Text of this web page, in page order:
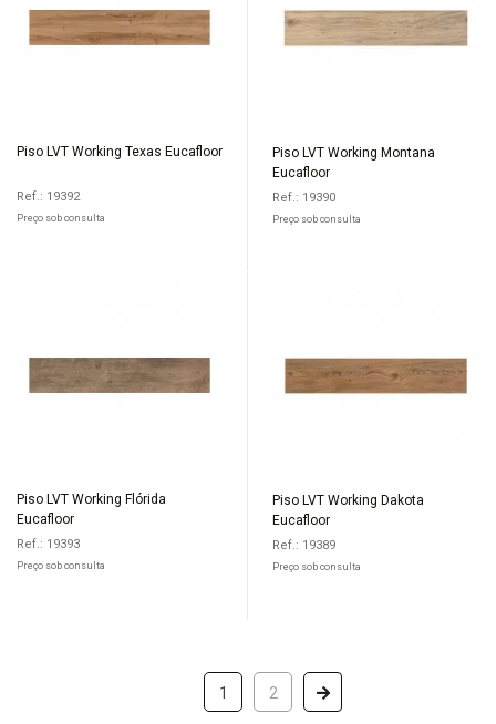
Piso LVT Working Texas Eucafloor
Ref.: 19392
Preço sob consulta
Piso LVT Working Montana
Eucafloor
Ref.: 19390
Preço sob consulta
Piso LVT Working Flórida
Eucafloor
Ref.: 19393
Preço sob consulta
Piso LVT Working Dakota
Eucafloor
Ref.: 19389
Preço sob consulta
1 2